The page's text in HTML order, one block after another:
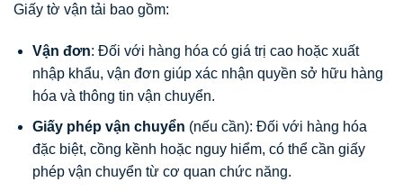
Giấy tờ vận tải bao gồm:
Vận đơn: Đối với hàng hóa có giá trị cao hoặc xuất
nhập khẩu, vận đơn giúp xác nhận quyền sở hữu hàng
hóa và thông tin vận chuyển.
Giấy phép vận chuyển (nếu cần): Đối với hàng hóa
đặc biệt, cồng kềnh hoặc nguy hiểm, có thể cần giấy
phép vận chuyển từ cơ quan chức năng.